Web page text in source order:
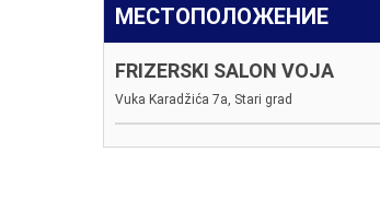
МЕСТОПОЛОЖЕНИЕ
FRIZERSKI SALON VOJA
Vuka Karadžića 7a, Stari grad